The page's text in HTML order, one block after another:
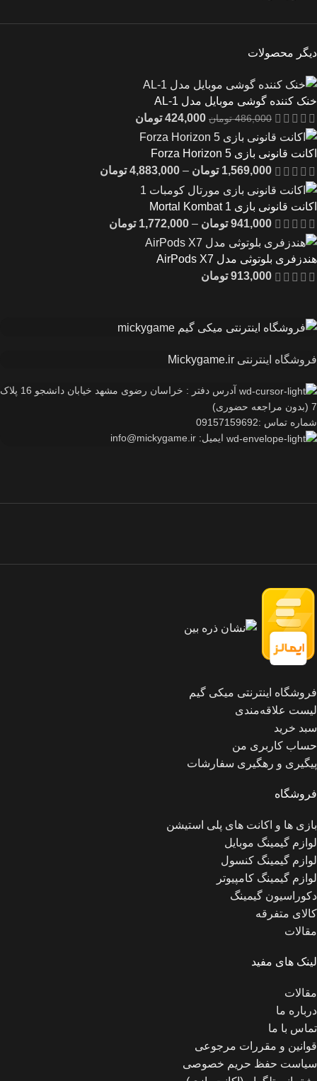
دیگر محصولات
خنک کننده گوشی موبایل مدل AL-1
486,000 تومان 424,000 تومان
اکانت قانونی بازی Forza Horizon 5
1,569,000 تومان –
4,883,000 تومان
اکانت قانونی بازی Mortal Kombat 1
941,000 تومان –
1,772,000 تومان
هندزفری بلوتوثی مدل AirPods X7
913,000 تومان
فروشگاه اینترنتی
آدرس دفتر : خراسان رضوی مشهد خیابان دانشجو 16 پلاک
7 (بدون مراجعه حضوری)
شماره تماس :09157159692
ایمیل: info@mickygame.ir
فروشگاه اینترنتی میکی گیم
لیست علاقه‌مندی
سبد خرید
حساب کاربری من
پیگیری و رهگیری سفارشات
فروشگاه
بازی ها و اکانت های پلی استیشن
لوازم گیمینگ موبایل
لوازم گیمینگ کنسول
لوازم گیمینگ کامپیوتر
دکوراسیون گیمینگ
کالای متفرقه
مقالات
لینک های مفید
مقالات
درباره ما
تماس با ما
قوانین و مقررات مرجوعی
سیاست حفظ حریم خصوصی